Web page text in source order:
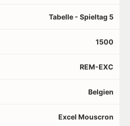
Tabelle - Spieltag 5
1500
REM-EXC
Belgien
Excel Mouscron